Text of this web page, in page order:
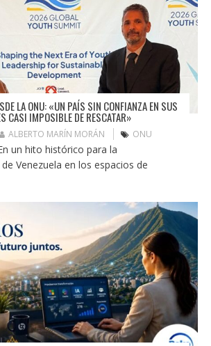
LA ONU: «UN PAÍS SIN CONFIANZA EN SUS
CASI IMPOSIBLE DE RESCATAR»
ALBERTO MARÍN MORÁN ONU
un hito histórico para la
Venezuela en los espacios de